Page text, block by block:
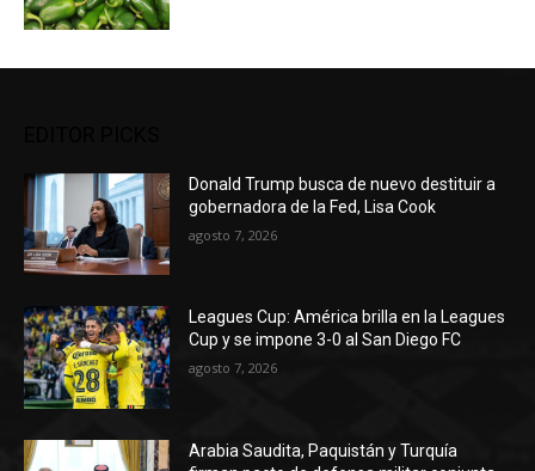
Donald Trump busca de nuevo destituir a
gobernadora de la Fed, Lisa Cook
agosto 7, 2026
Leagues Cup: América brilla en la Leagues
Cup y se impone 3-0 al San Diego FC
agosto 7, 2026
Arabia Saudita, Paquistán y Turquía